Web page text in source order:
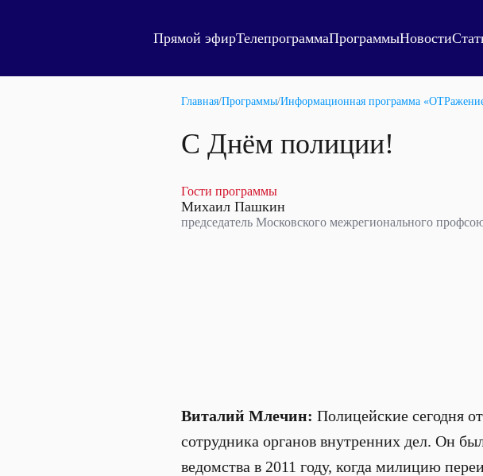
Прямой эфирТелепрограммаПрограммыНовости
Главная/Программы/Информационная программа
С Днём полиции!
Гости программы
Михаил Пашкин
председатель Московского межрегионального
Виталий Млечин: Полицейские сегодня
сотрудника органов внутренних дел. Он
ведомства в 2011 году, когда милицию